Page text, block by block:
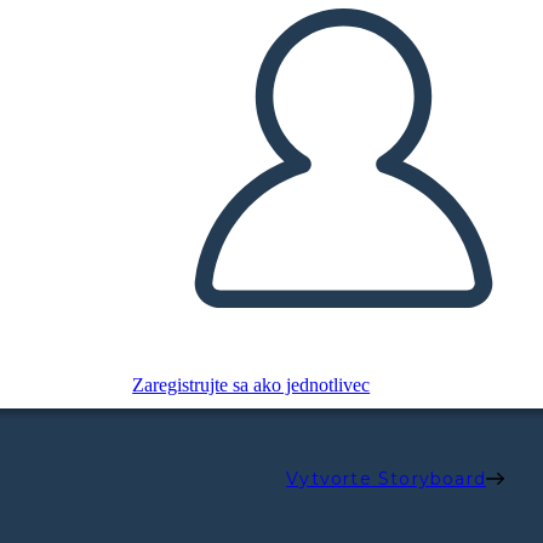
Zaregistrujte sa ako jednotlivec
Vytvorte Storyboard